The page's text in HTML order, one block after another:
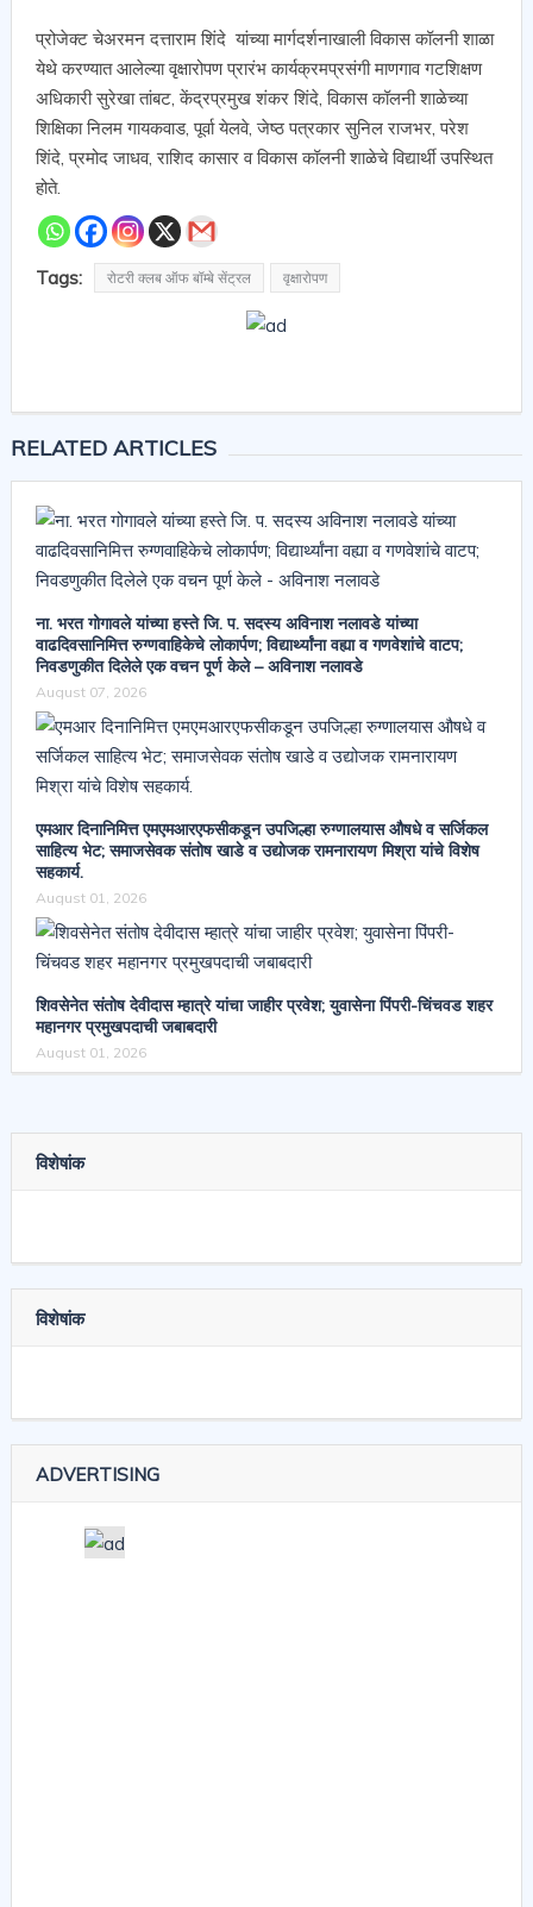
प्रोजेक्ट चेअरमन दत्ताराम शिंदे यांच्या मार्गदर्शनाखाली विकास कॉलनी शाळा
येथे करण्यात आलेल्या वृक्षारोपण प्रारंभ कार्यक्रमप्रसंगी माणगाव गटशिक्षण
अधिकारी सुरेखा तांबट, केंद्रप्रमुख शंकर शिंदे, विकास कॉलनी शाळेच्या
शिक्षिका निलम गायकवाड, पूर्वा येलवे, जेष्ठ पत्रकार सुनिल राजभर, परेश
शिंदे, प्रमोद जाधव, राशिद कासार व विकास कॉलनी शाळेचे विद्यार्थी उपस्थित
होते.
Tags: रोटरी क्लब ऑफ बॉम्बे सेंट्रल वृक्षारोपण
RELATED ARTICLES
ना. भरत गोगावले यांच्या हस्ते जि. प. सदस्य अविनाश नलावडे यांच्या
वाढदिवसानिमित्त रुग्णवाहिकेचे लोकार्पण; विद्यार्थ्यांना वह्या व गणवेशांचे वाटप;
निवडणुकीत दिलेले एक वचन पूर्ण केले – अविनाश नलावडे
August 07, 2026
एमआर दिनानिमित्त एमएमआरएफसीकडून उपजिल्हा रुग्णालयास औषधे व सर्जिकल
साहित्य भेट; समाजसेवक संतोष खाडे व उद्योजक रामनारायण मिश्रा यांचे विशेष
सहकार्य.
August 01, 2026
शिवसेनेत संतोष देवीदास म्हात्रे यांचा जाहीर प्रवेश; युवासेना पिंपरी-चिंचवड शहर
महानगर प्रमुखपदाची जबाबदारी
August 01, 2026
विशेषांक
विशेषांक
ADVERTISING